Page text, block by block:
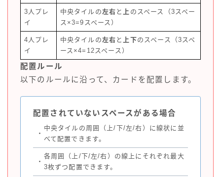
3人プレ
イ
中央タイルの左右 と 上 のスペース（3スペー
ス×3=9スペース）
4人プレ
イ
中央タイルの左右 と 上下のスペース（3スペ
ース×4=12スペース）
配置ルール
以下のルールに沿って、カードを配置します。
配置されていないスペースがある場合
・
中央タイルの周囲（上/下/左/右）に線状に並
べて配置できます。
・
各周囲（上/下/左/右）の線上にそれぞれ最大
3枚ずつ配置できます。